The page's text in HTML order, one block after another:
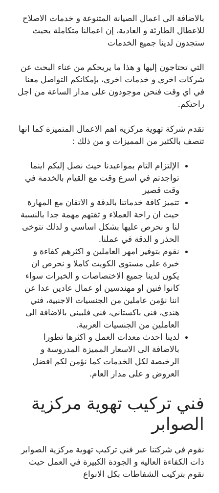
بالاضافة الى اعمال الصيانة المتنوعة و خدمات الاصلاح
للاعطال الطارئة و العادية، إن اعمالنا متكاملة بحيث
ستجدون لدينا جميع الخدمات
التي تحتاجون إليها و هذا ما يريحكم من عناء البحث عن
شركات اخرى و خدمات اخرى، بإمكانكم التواصل معنا
في اي وقت فنحن موجودون على مدار الساعة من اجل
راحتكم.
تقدم شركة تهوية مركزية اهم الاعمال المتميزة كما انها
تتصف بالكثير من المميزات و من ذلك :
الإلتزام التام بمواعيدنا حيث نصل إليكم اينما
تواجدتم في اسرع وقت مع القيام بالخدمة في
وقت قصير
تتميز كافة خدماتنا بالدقة و الاتقان مع المهارة
حيث ان راحة العملاء و ثقتهم مهمة جدا بالنسبة
لنا و نحرص عليها بشكل اساسي و لذلك نتوخى
الحذر و الدقة في عملنا.
نقوم بتوفير امهر العاملين و اكثرهم كفاءة و
خبرة على مستوى الكويت كاملا و نحرص ان
يكون لدينا جميع الاختصاصات و الخبرات سواء
كانوا فنين او مهندسين او عمال عادين عدا عن
اننا نؤمن عاملين من الجنسيات الاجنبية، فني
هندي، فني باكستاني، فني فلبيني بالاضافة الى
العاملين من الجنسيات العربية.
لدينا احدث معدات العمل و اكثرها تطورا
بالاضافة الى الاسعار المميزة المدروسة و
الرخيصة لكل الخدمات كما نؤمن لكم افضل
العروض و على مدار العام.
فني تركيب تهوية مركزية
الصوابر
نقوم في شركتنا عبر فني تركيب تهوية مركزية الصوابر
ذات الكفاءة العالية و الجودة الكبيرة في العمل حيث
نقوم بتركيب الشفاطات بكل الانواع